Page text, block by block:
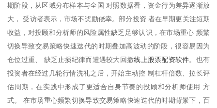
期阶段，从区域分布样本与全国 对照数据看，资金行为差异逐渐放
大， 受访者表示，市场不奖励侥幸。部分投资 者在早期更关注短期
收益，对投顾和分析师的风险属性缺乏足够认识，在市场重心 频繁
切换导致交易策略快速迭代的时期叠加高波动的阶段，很容易因为
仓位过重、 缺乏止损纪律而遭遇较大回撤线上股票配资软件。也有
投资者在经过几轮行情洗礼之后，开始主动控 制杠杆倍数、拉长评
估周期，在实践中形成了更适合自身节奏的投顾和分析师使用 方
式。 在市场重心频繁切换导致交易策略快速迭代的时期背景下，百